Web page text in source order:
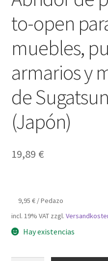
to-open
muebles,
armarios y
de
(Japón)
19,89 €
9,95€ /Pedazo
incl. 19% VAT zzgl.
Hay existencias